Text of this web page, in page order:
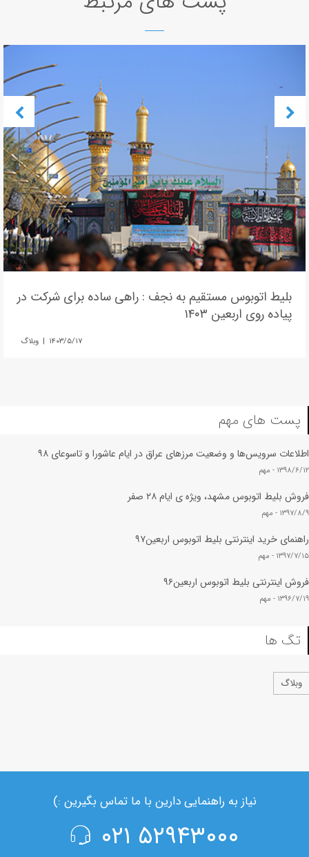
بلیط اتوبوس مستقیم به نجف : راهی ساده برای شرکت در
پیاده روی اربعین ۱۴۰۳
۱۴۰۳/۵/۱۷ | وبلاگ
پست های مهم
اطلاعات سرویس‌ها و وضعیت مرزهای عراق در ایام عاشورا و تاسوعای ۹۸
۱۳۹۸/۶/۱۲ - مهم
فروش بلیط اتوبوس مشهد، ویژه ی ایام ۲۸ صفر
۱۳۹۷/۸/۹ - مهم
راهنمای خرید اینترنتی بلیط اتوبوس اربعین۹۷
۱۳۹۷/۷/۱۵ - مهم
فروش اینترنتی بلیط اتوبوس اربعین۹۶
۱۳۹۶/۷/۱۹ - مهم
تگ ها
وبلاگ
نیاز به راهنمایی دارین با ما تماس بگیرین :)
۵۲۹۴۳۰۰۰ ۰۲۱